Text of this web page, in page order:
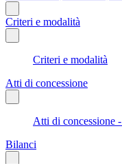
Criteri e modalità
Criteri e modalità
Atti di concessione
Atti di concessione
Bilanci